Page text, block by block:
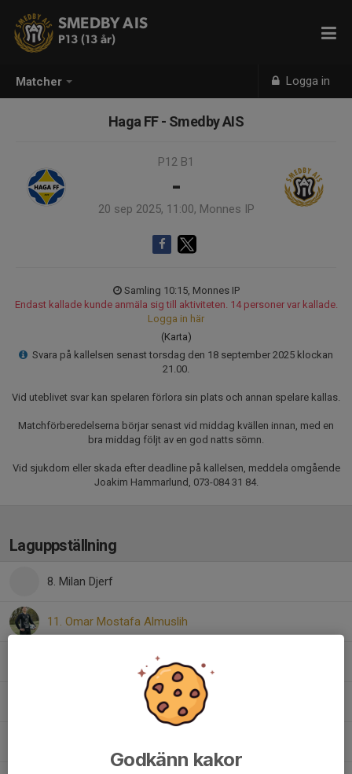
Matcher Logga in
SMEDBY AIS
P13 (13 år)
Haga FF - Smedby AIS
P12 B1
-
20 sep 2025, 11:00, Monnes IP
Samling 10:15, Monnes IP
Endast kallade kunde anmäla sig till aktiviteten. 14 personer var kallade.
Logga in här
(Karta)
Svara på kallelsen senast torsdag den 18 september 2025 klockan
21.00.
Vid uteblivet svar kan spelaren förlora sin plats och annan spelare kallas.
Matchförberedelserna börjar senast vid middag kvällen innan, med en
bra middag följt av en god natts sömn.
Vid sjukdom eller skada efter deadline på kallelsen, meddela omgående
Joakim Hammarlund, 073-084 31 84.
Laguppställning
8. Milan Djerf
11. Omar Mostafa Almuslih
Godkänn kakor